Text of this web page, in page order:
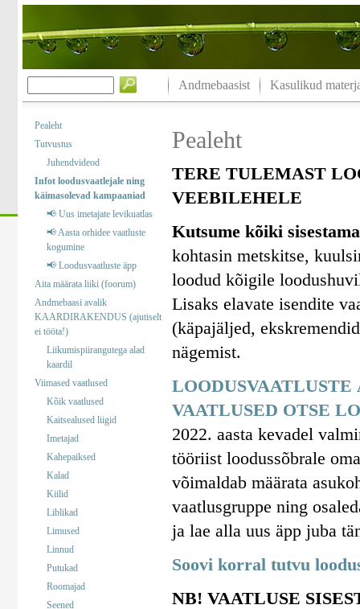
Andmebaasist Kasulikud
Pealeht
Tutvustus
Juhendvideod
Infot loodusvaatlejale ning
käimasolevad kampaaniad
📢 Uus imetajate levikuatlas
📢 Aasta orhidee vaatluste
kogumine
📢 Loodusvaatluste äpp
Aita määrata liiki (foorum)
Andmebaasi avalik
KAARDIRAKENDUS (ajutiselt
ei tööta!)
Liikumispiirangutega alad
kaardil
Viimased vaatlused
Kõik vaatlused
Kaitsealused liigid
Imetajad
Kahepaiksed
Kalad
Kiilid
Liblikad
Limused
Linnud
Putukad
Roomajad
Seened
Pealeht
TERE TULEMAST
VEEBILEHELE
Kutsume kõiki
kohtasin metskitse,
loodud kõigile
Lisaks elavate isendite
(käpajäljed,
nägemist.
VAATLUSED OTSE
2022. aasta kevadel
tööriist loodussõbrale
võimaldab määrata
vaatlusgruppe ning
ja lae alla uus äpp juba
Soovi korral tutvu
NB! VAATLUSE